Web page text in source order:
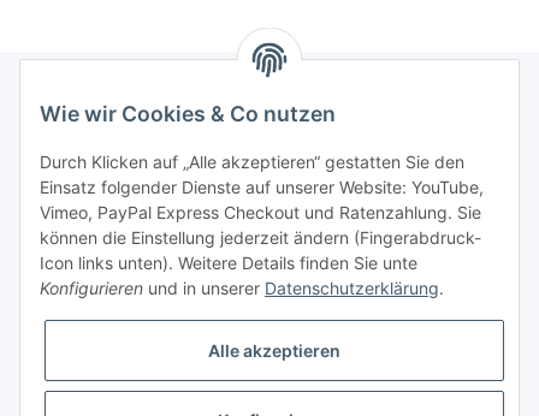
Gesetzliche Informationen
Vertrag widerrufen
Wie wir Cookies & Co nutzen
Durch Klicken auf „Alle akzeptieren“ gestatten Sie den
Einsatz folgender Dienste auf unserer Website: YouTube,
Vimeo, PayPal Express Checkout und Ratenzahlung. Sie
können die Einstellung jederzeit ändern (Fingerabdruck-
Icon links unten). Weitere Details finden Sie unte
Konfigurieren und in unserer Datenschutzerklärung.
Alle akzeptieren